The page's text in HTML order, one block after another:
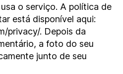
o serviço. A política de
está disponível aqui:
privacy/. Depois da
a foto do seu
junto de seu